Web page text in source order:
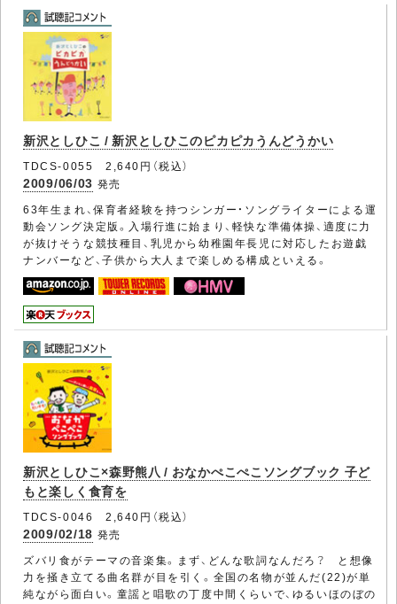
新沢としひこ / 新沢としひこのピカピカうんどうかい
TDCS-0055 2,640円（税込）
2009/06/03 発売
63年生まれ、保育者経験を持つシンガー・ソングライターによる運
動会ソング決定版。入場行進に始まり、軽快な準備体操、適度に力
が抜けそうな競技種目、乳児から幼稚園年長児に対応したお遊戯
ナンバーなど、子供から大人まで楽しめる構成といえる。
新沢としひこ×森野熊八 / おなかぺこぺこソングブック 子ど
もと楽しく食育を
TDCS-0046 2,640円（税込）
2009/02/18 発売
ズバリ食がテーマの音楽集。まず、どんな歌詞なんだろ？ と想像
力を掻き立てる曲名群が目を引く。全国の名物が並んだ(22)が単
純ながら面白い。童謡と唱歌の丁度中間くらいで、ゆるいほのぼの